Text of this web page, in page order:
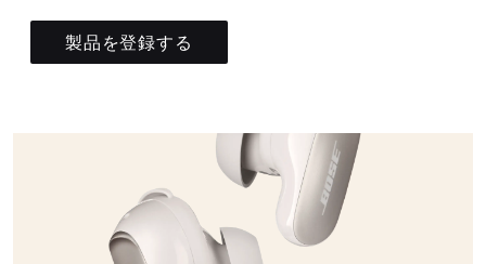
製品を登録する